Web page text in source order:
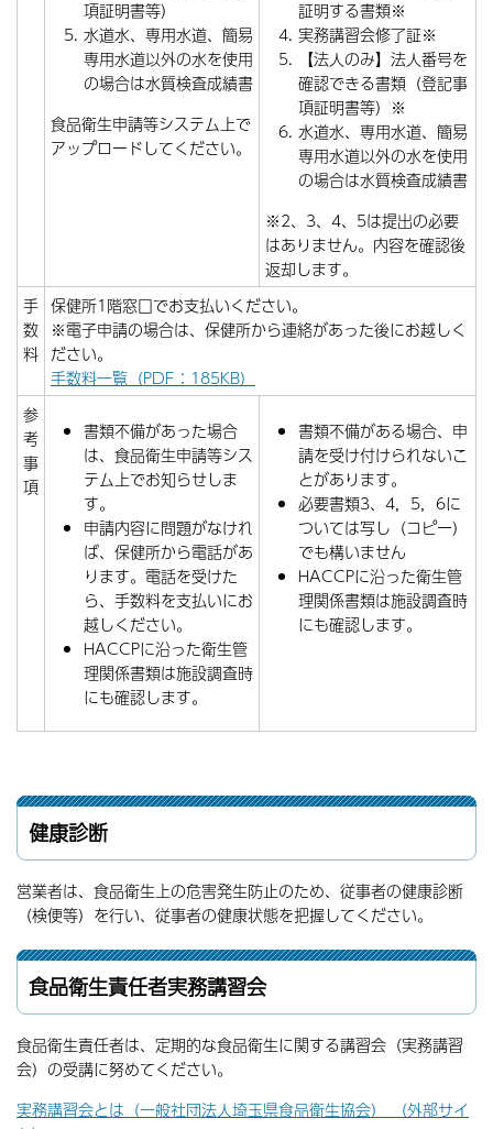
項証明書等）
水道水、専用水道、簡易
専用水道以外の水を使用
の場合は水質検査成績書
食品衛生申請等システム上で
アップロードしてください。
証明する書類※
実務講習会修了証※
【法人のみ】法人番号を
確認できる書類（登記事
項証明書等）※
水道水、専用水道、簡易
専用水道以外の水を使用
の場合は水質検査成績書
※2、3、4、5は提出の必要
はありません。内容を確認後
返却します。
手
数
料
保健所1階窓口でお支払いください。
※電子申請の場合は、保健所から連絡があった後にお越しく
ださい。
手数料一覧（PDF：185KB）
参
考
事
項
書類不備があった場合
は、食品衛生申請等シス
テム上でお知らせしま
す。
申請内容に問題がなけれ
ば、保健所から電話があ
ります。電話を受けた
ら、手数料を支払いにお
越しください。
HACCPに沿った衛生管
理関係書類は施設調査時
にも確認します。
書類不備がある場合、申
請を受け付けられないこ
とがあります。
必要書類3、4，5，6に
ついては写し（コピー）
でも構いません
HACCPに沿った衛生管
理関係書類は施設調査時
にも確認します。
健康診断
営業者は、食品衛生上の危害発生防止のため、従事者の健康診断
（検便等）を行い、従事者の健康状態を把握してください。
食品衛生責任者実務講習会
食品衛生責任者は、定期的な食品衛生に関する講習会（実務講習
会）の受講に努めてください。
実務講習会とは（一般社団法人埼玉県食品衛生協会） （外部サイ